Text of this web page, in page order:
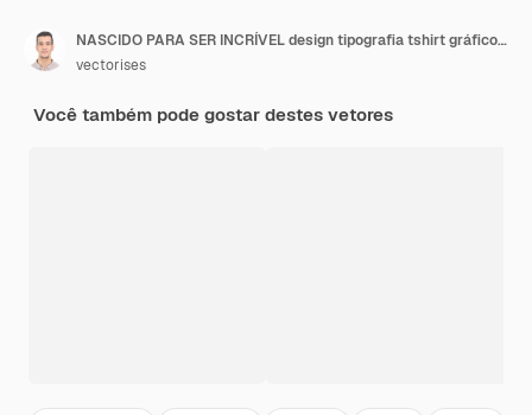
NASCIDO PARA SER INCRÍVEL design tipografia tshirt gráficos imprimir cartaz banner slogan ilustração vetorial
vectorises
Você também pode gostar destes vetores